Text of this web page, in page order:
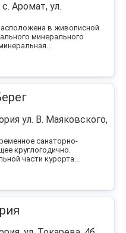
Аромат, ул.
в живописной
минерального
ул. В. Маяковского,
санаторно-
круглогодично.
части курорта...